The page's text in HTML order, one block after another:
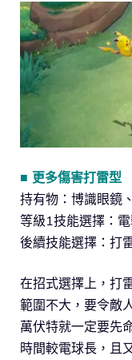
■ 更多傷害打雷型
持有物：博識眼鏡
等級1技能選擇：
後續技能選擇：打
在招式選擇上，打
範圍不大，要令敵
萬伏特就一定要先
時間較電球長，且